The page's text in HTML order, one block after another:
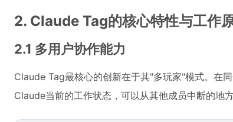
2. Claude Tag的核心特性与工作
2.1 多用户协作能力
Claude Tag最核心的创新在于其"多玩家"模式。在
Claude当前的工作状态，可以从其他成员中断的地